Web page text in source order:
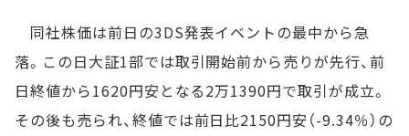
同社株価は前日の3DS発表イベントの最中から急
落。この日大証1部では取引開始前から売りが先行、前
日終値から1620円安となる2万1390円で取引が成立。
その後も売られ、終値では前日比2150円安（-9.34％）の